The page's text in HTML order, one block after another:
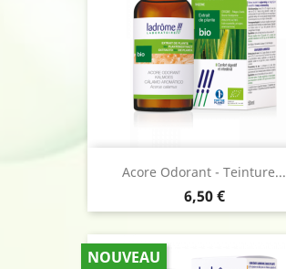
Acore Odorant - Teinture...
Prix
6,50 €
NOUVEAU